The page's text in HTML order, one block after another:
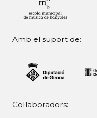
Amb el suport de:
Col·laboradors: